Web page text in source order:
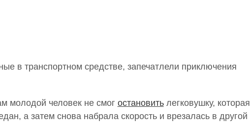
в транспортном средстве, запечатлели приключения
молодой человек не смог остановитьлегковушку, которая
а затем снова набрала скорость и врезалась в другой